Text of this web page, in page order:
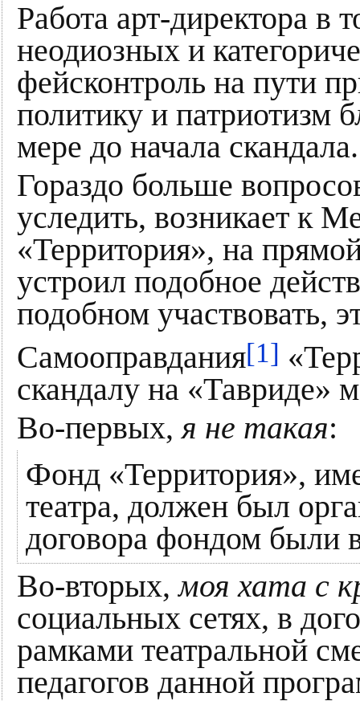
Работа арт-директора в
неодиозных и
фейсконтроль на пути
политику и патриотизм
мере до начала скандала.
Гораздо больше
уследить, возникает к
«Территория», на
устроил подобное
подобном участвовать,
Самооправдания[1]
скандалу на «Тавриде»
Во-первых, я не такая:
Фонд «Территория»,
театра, должен был
договора фондом были
Во-вторых,моя хата с
социальных сетях, в
рамками театральной
педагогов данной